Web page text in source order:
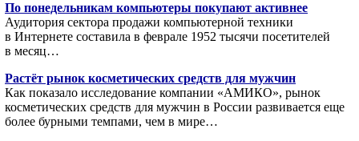
По понедельникам компьютеры покупают активнее
Аудитория сектора продажи компьютерной техники
в Интернете составила в феврале 1952 тысячи посетителей
в месяц…
Растёт рынок косметических средств для мужчин
Как показало исследование компании «АМИКО», рынок
косметических средств для мужчин в России развивается еще
более бурными темпами, чем в мире…